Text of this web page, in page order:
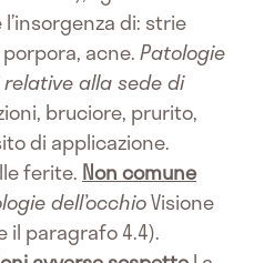
di: strie
acne.Patologie
alla sede di
bruciore, prurito,
di applicazione.
ferite. Non comune
dell’occhioVisione
il paragrafo 4.4).